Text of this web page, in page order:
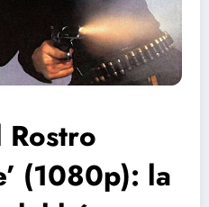
Rostro
(1080p): la